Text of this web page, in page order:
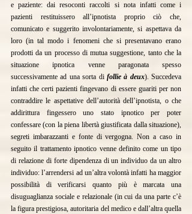
e paziente: dai resoconti raccolti si nota infatti come i
pazienti restituissero all’ipnotista proprio ciò che,
comunicato e suggerito involontariamente, si aspettava da
loro (in tal modo i fenomeni che si presentavano erano
prodotti da un processo di mutua suggestione, tanto che la
situazione ipnotica venne paragonata spesso
successivamente ad una sorta di follie à deux). Succedeva
infatti che certi pazienti fingevano di essere guariti per non
contraddire le aspettative dell’autorità dell’ipnotista, o che
addirittura fingessero uno stato ipnotico per poter
confessare (con la piena libertà giustificata dalla situazione),
segreti imbarazzanti e fonte di vergogna. Non a caso in
seguito il trattamento ipnotico venne definito come un tipo
di relazione di forte dipendenza di un individuo da un altro
individuo: l’arrendersi ad un’altra volontà infatti ha maggior
possibilità di verificarsi quanto più è marcata una
disuguaglianza sociale e relazionale (in cui da una parte c’è
la figura prestigiosa, autoritaria del medico e dall’altra quella